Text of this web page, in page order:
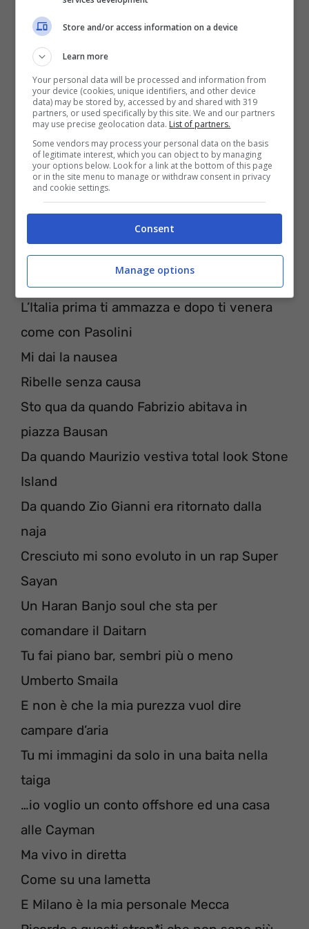
E mo’? “Fuori dal tunnel” come Capa
Spicco il volo con un paio di Hyperadapt
Visto che la Nike è alata.
Ma che caz*o ridi?
L’Italia prima ti ammazza e dopo ti venera
come con Pasolini
Mi dai la nausea
Ribelle senza causa
Sto qua da quando Fabrizio abitava in
piazza Bausan
Da quando Maurizio vestiva total look Stone
Island
Da quando Zio Gianni era ritornato dalla
naja
Cresciuto mi sono evoluto in un rap Super
Sayan
Un Haran Banjo soul che sta per
comandare il Daitarn
Tu fai piano bar, sembri più o meno
Umberto Smaila
E non è che la mia purezza vuol dire
campare d’aria
Tu mi immagini da solo in una baita nella
taiga
…io voglio un conto offshore ed una casa
alle Cayman
Ma vivo in diretta
Come su una lametta
E Milano è la mia personale Mecca
Store and/or access information on a device
Learn more
Your personal data will be processed and information from
your device (cookies, unique identifiers, and other device
data) may be stored by, accessed by and shared with 319
partners, or used specifically by this site. We and our partners
may use precise geolocation data. List of partners.
Some vendors may process your personal data on the basis
of legitimate interest, which you can object to by managing
your options below. Look for a link at the bottom of this page
or in the site menu to manage or withdraw consent in privacy
and cookie settings.
Consent
Manage options